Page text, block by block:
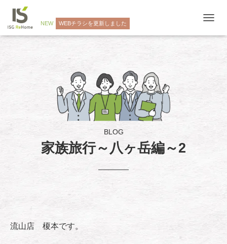
NEW WEBチラシを更新しました
ビ
家族旅行～八ヶ岳編～2
BLOG
流山店 榎本です。